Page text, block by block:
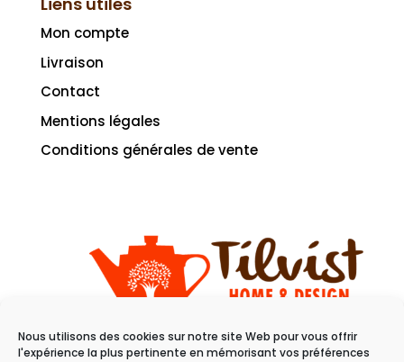
Nous utilisons des cookies sur notre site Web pour vous offrir
l'expérience la plus pertinente en mémorisant vos préférences
Mon compte
Livraison
Contact
Mentions légales
Conditions générales de vente
11 rue du raisin